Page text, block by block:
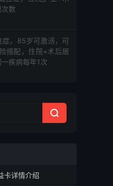
数
，85岁可激活，可
搭配，住院+术后居
疾病每年1次

卡详情介绍